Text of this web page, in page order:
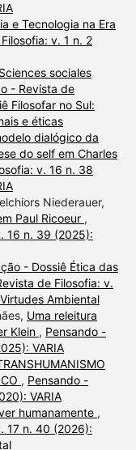
e Tecnologia na Era
v. 1 n. 2
Sciences sociales
- Revista de
Filosofar no Sul:
e éticas
dialógico da
do self em Charles
v. 16 n. 38
Niederauer,
Paul Ricoeur ,
16 n. 39 (2025):
- Dossiê Ética das
de Filosofia: v.
Ambiental
Uma releitura
Klein , Pensando -
VARIA
, Pensando -
VARIA
humanamente ,
17 n. 40 (2026):